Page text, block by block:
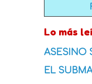
Lo más
ASESINO
EL